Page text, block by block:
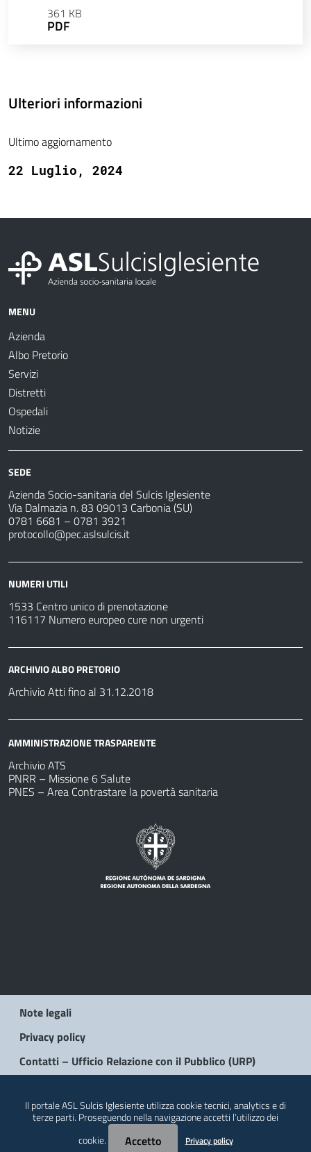
361 KB
PDF
Ulteriori informazioni
Ultimo aggiornamento
22 Luglio, 2024
MENU
Azienda
Albo Pretorio
Servizi
Distretti
Ospedali
Notizie
SEDE
Azienda Socio-sanitaria del Sulcis Iglesiente
Via Dalmazia n. 83 09013 Carbonia (SU)
0781 6681 – 0781 3921
protocollo@pec.aslsulcis.it
NUMERI UTILI
1533 Centro unico di prenotazione
116117 Numero europeo cure non urgenti
ARCHIVIO ALBO PRETORIO
Archivio Atti fino al 31.12.2018
AMMINISTRAZIONE TRASPARENTE
Archivio ATS
PNRR – Missione 6 Salute
PNES – Area Contrastare la povertà sanitaria
Note legali
Privacy policy
Contatti – Ufficio Relazione con il Pubblico (URP)
Il portale ASL Sulcis Iglesiente utilizza cookie tecnici, analytics e di
terze parti. Proseguendo nella navigazione accetti l’utilizzo dei
cookie.
Accetto Privacy policy